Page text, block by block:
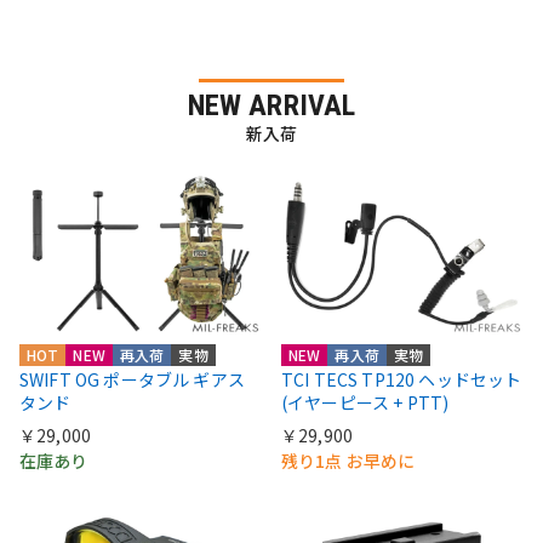
NEW ARRIVAL
新入荷
HOT NEW 再入荷 実物
SWIFT OG ポータブル ギアス
タンド
￥29,000
在庫あり
NEW 再入荷 実物
TCI TECS TP120 ヘッドセット
(イヤーピース + PTT)
￥29,900
残り1点 お早めに